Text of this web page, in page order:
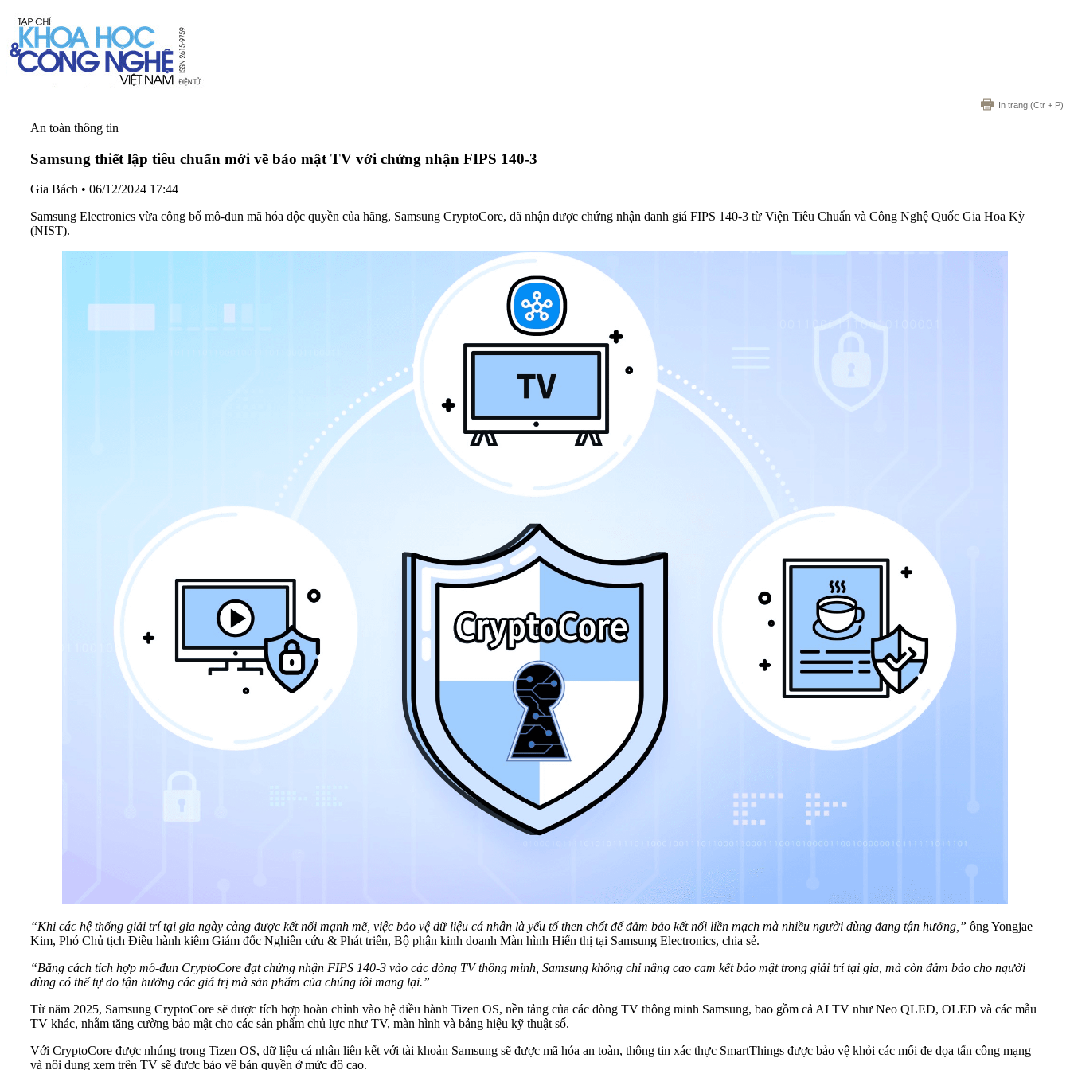
In trang (Ctr + P)
An toàn thông tin
Samsung thiết lập tiêu chuẩn mới về bảo mật TV với chứng nhận FIPS 140-3
Gia Bách • 06/12/2024 17:44
Samsung Electronics vừa công bố mô-đun mã hóa độc quyền của hãng, Samsung CryptoCore, đã nhận được chứng nhận danh giá FIPS 140-3 từ Viện Tiêu Chuẩn và Công Nghệ Quốc Gia Hoa Kỳ
(NIST).
“Khi các hệ thống giải trí tại gia ngày càng được kết nối mạnh mẽ, việc bảo vệ dữ liệu cá nhân là yếu tố then chốt để đảm bảo kết nối liền mạch mà nhiều người dùng đang tận hưởng,” ông Yongjae
Kim, Phó Chủ tịch Điều hành kiêm Giám đốc Nghiên cứu & Phát triển, Bộ phận kinh doanh Màn hình Hiển thị tại Samsung Electronics, chia sẻ.
“Bằng cách tích hợp mô-đun CryptoCore đạt chứng nhận FIPS 140-3 vào các dòng TV thông minh, Samsung không chỉ nâng cao cam kết bảo mật trong giải trí tại gia, mà còn đảm bảo cho người
dùng có thể tự do tận hưởng các giá trị mà sản phẩm của chúng tôi mang lại.”
Từ năm 2025, Samsung CryptoCore sẽ được tích hợp hoàn chỉnh vào hệ điều hành Tizen OS, nền tảng của các dòng TV thông minh Samsung, bao gồm cả AI TV như Neo QLED, OLED và các mẫu
TV khác, nhằm tăng cường bảo mật cho các sản phẩm chủ lực như TV, màn hình và bảng hiệu kỹ thuật số.
Với CryptoCore được nhúng trong Tizen OS, dữ liệu cá nhân liên kết với tài khoản Samsung sẽ được mã hóa an toàn, thông tin xác thực SmartThings được bảo vệ khỏi các mối đe dọa tấn công mạng
và nội dung xem trên TV sẽ được bảo vệ bản quyền ở mức độ cao.